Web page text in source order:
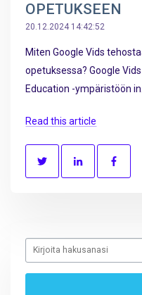
OPETUKSEEN
20.12.2024 14:42:52
Miten Google Vids
opetuksessa? Google
Education -ympäristöön
Read this article